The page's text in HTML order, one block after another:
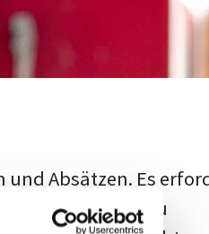
und Absätzen. Es
adäquat zu